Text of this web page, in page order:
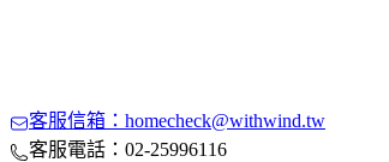
客服信箱：homecheck@withwind.tw
客服電話：02-25996116